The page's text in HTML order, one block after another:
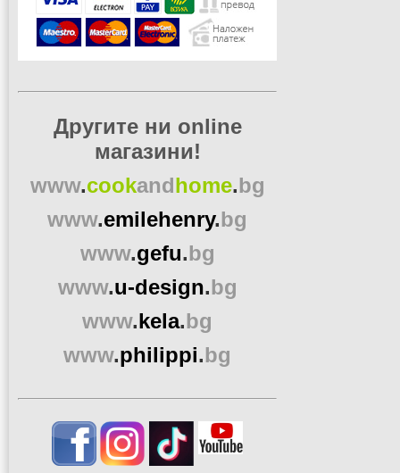
Другите ни online
магазини!
www.cookandhome.bg
www.emilehenry.bg
www.gefu.bg
www.u-design.bg
www.kela.bg
www.philippi.bg